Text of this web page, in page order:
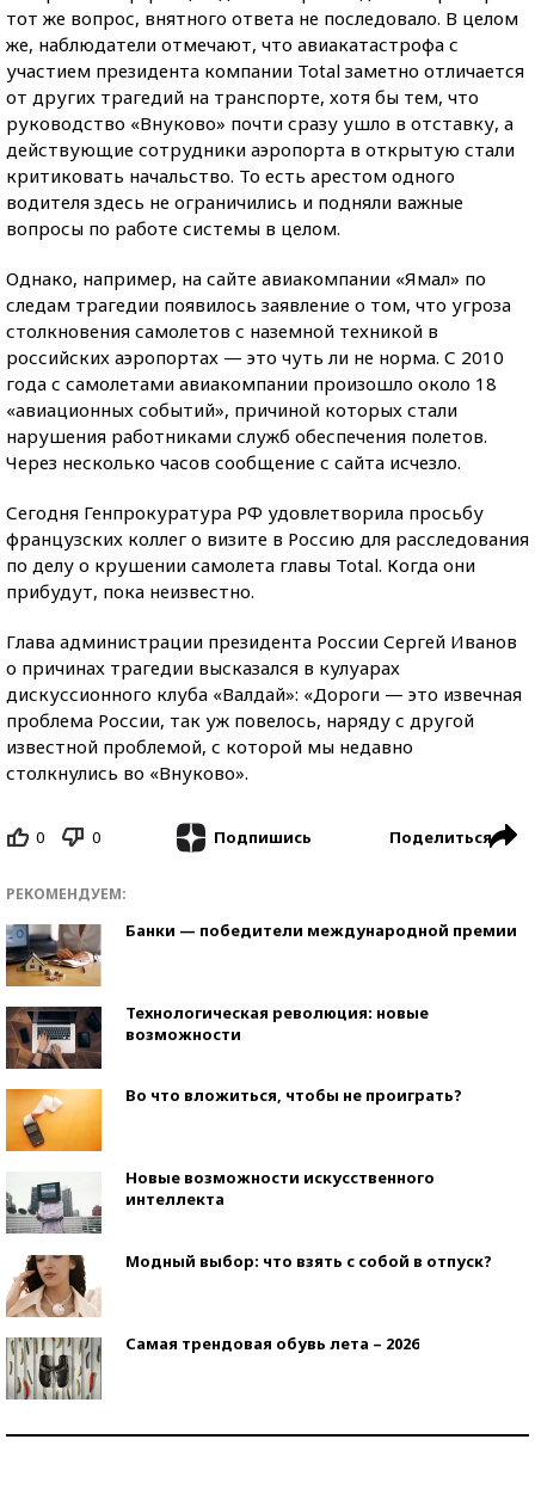
тот же вопрос, внятного ответа не последовало. В целом
же, наблюдатели отмечают, что авиакатастрофа с
участием президента компании Total заметно отличается
от других трагедий на транспорте, хотя бы тем, что
руководство «Внуково» почти сразу ушло в отставку, а
действующие сотрудники аэропорта в открытую стали
критиковать начальство. То есть арестом одного
водителя здесь не ограничились и подняли важные
вопросы по работе системы в целом.
Однако, например, на сайте авиакомпании «Ямал» по
следам трагедии появилось заявление о том, что угроза
столкновения самолетов с наземной техникой в
российских аэропортах — это чуть ли не норма. С 2010
года с самолетами авиакомпании произошло около 18
«авиационных событий», причиной которых стали
нарушения работниками служб обеспечения полетов.
Через несколько часов сообщение с сайта исчезло.
Сегодня Генпрокуратура РФ удовлетворила просьбу
французских коллег о визите в Россию для расследования
по делу о крушении самолета главы Total. Когда они
прибудут, пока неизвестно.
Глава администрации президента России Сергей Иванов
о причинах трагедии высказался в кулуарах
дискуссионного клуба «Валдай»: «Дороги — это извечная
проблема России, так уж повелось, наряду с другой
известной проблемой, с которой мы недавно
столкнулись во «Внуково».
0 0 Подпишись Поделиться
РЕКОМЕНДУЕМ:
Банки — победители международной премии
Технологическая революция: новые
возможности
Во что вложиться, чтобы не проиграть?
Новые возможности искусственного
интеллекта
Модный выбор: что взять с собой в отпуск?
Самая трендовая обувь лета – 2026